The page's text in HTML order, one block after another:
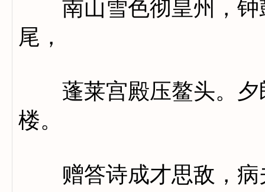
南山雪色彻皇州，钟
尾，
蓬莱宫殿压鳌头。夕
楼。
赠答诗成才思敌，病